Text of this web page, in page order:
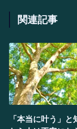
関連記事
「本当に叶う」と